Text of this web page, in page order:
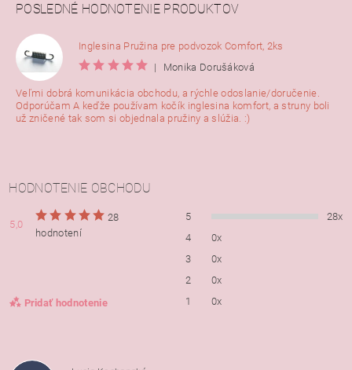
POSLEDNÉ HODNOTENIE PRODUKTOV
Inglesina Pružina pre podvozok Comfort, 2ks
|
Monika Dorušáková
Veľmi dobrá komunikácia obchodu, a rýchle odoslanie/doručenie.
Odporúčam A keďže používam kočík inglesina komfort, a struny boli
už zničené tak som si objednala pružiny a slúžia. :)
HODNOTENIE OBCHODU
5,0
28
hodnotení
Pridať hodnotenie
5
28x
4
0x
3
0x
2
0x
1
0x